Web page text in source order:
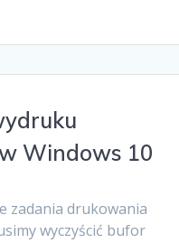
Windows 10
zadania drukowania
wyczyścić bufor